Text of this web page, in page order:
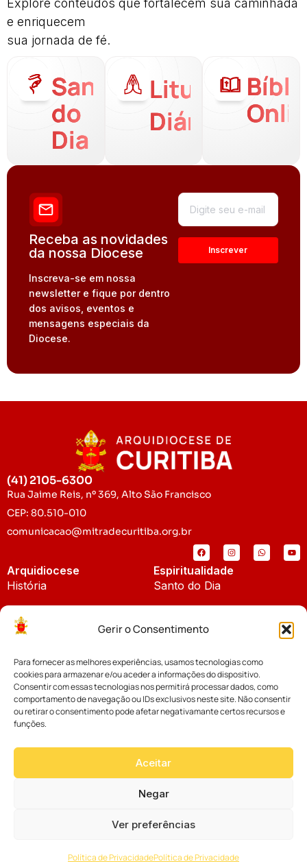
Gerir o Consentimento
Para fornecer as melhores experiências, usamos tecnologias como
cookies para armazenar e/ou aceder a informações do dispositivo.
Consentir com essas tecnologias nos permitirá processar dados, como
comportamento de navegação ou IDs exclusivos neste site. Não consentir
ou retirar o consentimento pode afetar negativamante certos recursos e
funções.
Aceitar
Negar
Ver preferências
Política de PrivacidadePolítica de Privacidade
Explore conteúdos que fortalecem sua caminhada
e enriquecem
sua jornada de fé.
Santo
do
Dia
Liturgia
Diária
Receba as novidades
da nossa Diocese
Inscreva-se em nossa
newsletter e fique por dentro
dos avisos, eventos e
mensagens especiais da
Diocese.
(41) 2105-6300
Rua Jaime Reis, nº 369, Alto São Francisco
CEP: 80.510-010
comunicacao@mitradecuritiba.org.br
Arquidiocese
História
Padroeira
Espiritualidade
Santo do Dia
Notícias
Notícias da Arquidiocese
Notícias Cáritas
Palavra dos Bispos
Cúria Diocesana
Fundo Diocesano
Vicariatos da Educação
Eventos
por